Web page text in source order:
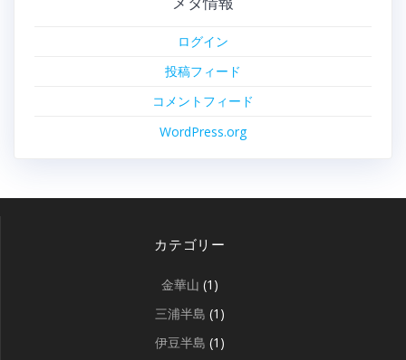
ログイン
投稿フィード
コメントフィード
WordPress.org
カテゴリー
金華山 (1)
三浦半島 (1)
伊豆半島 (1)